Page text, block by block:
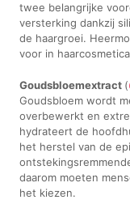
twee belangrijke
versterking dankzij
de haargroei.
voor in
Goudsbloemextract (
Goudsbloem wordt
overbewerkt en
hydrateert de
het herstel van de
daarom moeten
het kiezen.